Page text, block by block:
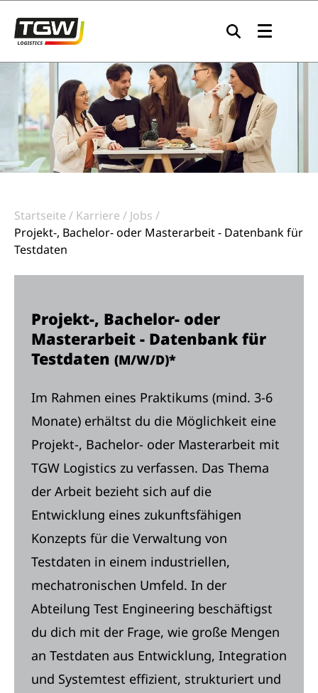
Startseite Karriere
Jobs
Projekt-, Bachelor- oder Masterarbeit - Datenbank für
Testdaten
Projekt-, Bachelor- oder
Masterarbeit - Datenbank für
Testdaten (M/W/D)*
Im Rahmen eines Praktikums (mind. 3-6
Monate) erhältst du die Möglichkeit eine
Projekt-, Bachelor- oder Masterarbeit mit
TGW Logistics zu verfassen. Das Thema
der Arbeit bezieht sich auf die
Entwicklung eines zukunftsfähigen
Konzepts für die Verwaltung von
Testdaten in einem industriellen,
mechatronischen Umfeld. In der
Abteilung Test Engineering beschäftigst
du dich mit der Frage, wie große Mengen
an Testdaten aus Entwicklung, Integration
und Systemtest effizient, strukturiert und